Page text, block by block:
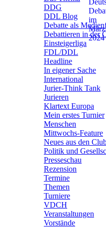
DDG
DDL Blog
Debatte als
Debattieren in der
Einsteigerliga
FDL/DDL
Headline
In eigener Sache
International
Jurier-Think Tank
Jurieren
Klartext Europa
Mein erstes Turnier
Menschen
Mittwochs-Feature
Neues aus den
Politik und
Presseschau
Rezension
Termine
Themen
Turniere
VDCH
Veranstaltungen
Vorstände